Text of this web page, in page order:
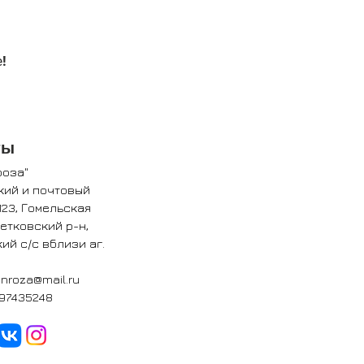
и почтовый
Гомельская
р-н,
с/с вблизи аг.